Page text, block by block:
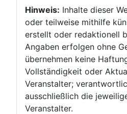
Hinweis: Inhalte dieser
oder teilweise mithilfe
erstellt oder redaktionell
Angaben erfolgen ohne
übernehmen keine
Vollständigkeit oder
Veranstalter;
ausschließlich die
Veranstalter.